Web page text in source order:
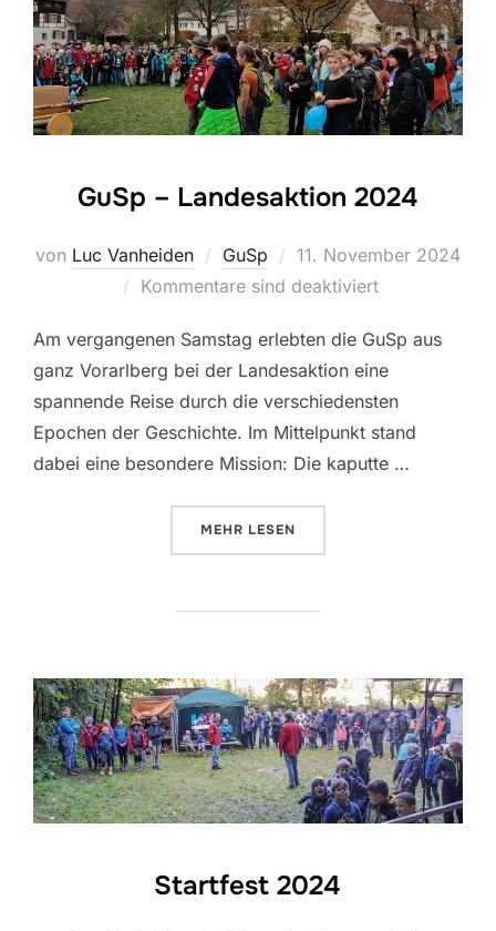
GuSp – Landesaktion 2024
von Luc Vanheiden GuSp
Veröffentlicht
am
11. November 2024
Kommentare sind deaktiviert
Am vergangenen Samstag erlebten die GuSp aus
ganz Vorarlberg bei der Landesaktion eine
spannende Reise durch die verschiedensten
Epochen der Geschichte. Im Mittelpunkt stand
dabei eine besondere Mission: Die kaputte …
MEHR ÜBER “GUSP – LANDESAKTION
LESEN
Startfest 2024